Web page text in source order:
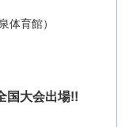
体育館）
国大会出場!!